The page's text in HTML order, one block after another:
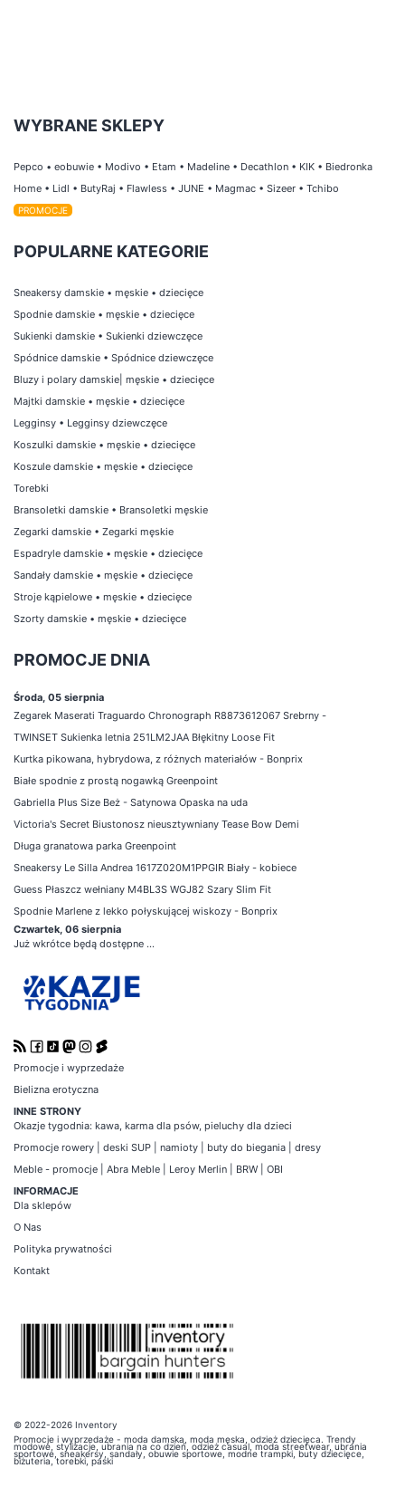
WYBRANE SKLEPY
Pepco • eobuwie • Modivo • Etam • Madeline • Decathlon • KIK • Biedronka
Home • Lidl • ButyRaj • Flawless • JUNE • Magmac • Sizeer • Tchibo
PROMOCJE
POPULARNE KATEGORIE
Sneakersy damskie • męskie • dziecięce
Spodnie damskie • męskie • dziecięce
Sukienki damskie • Sukienki dziewczęce
Spódnice damskie • Spódnice dziewczęce
Bluzy i polary damskie męskie • dziecięce
Majtki damskie • męskie • dziecięce
Legginsy • Legginsy dziewczęce
Koszulki damskie • męskie • dziecięce
Koszule damskie • męskie • dziecięce
Torebki
Bransoletki damskie • Bransoletki męskie
Zegarki damskie • Zegarki męskie
Espadryle damskie • męskie • dziecięce
Sandały damskie • męskie • dziecięce
Stroje kąpielowe • męskie • dziecięce
Szorty damskie • męskie • dziecięce
PROMOCJE DNIA
Środa, 05 sierpnia
Zegarek Maserati Traguardo Chronograph R8873612067 Srebrny -
TWINSET Sukienka letnia 251LM2JAA Błękitny Loose Fit
Kurtka pikowana, hybrydowa, z różnych materiałów - Bonprix
Białe spodnie z prostą nogawką Greenpoint
Gabriella Plus Size Beż - Satynowa Opaska na uda
Victoria's Secret Biustonosz nieusztywniany Tease Bow Demi
Długa granatowa parka Greenpoint
Sneakersy Le Silla Andrea 1617Z020M1PPGIR Biały - kobiece
Guess Płaszcz wełniany M4BL3S WGJ82 Szary Slim Fit
Spodnie Marlene z lekko połyskującej wiskozy - Bonprix
Czwartek, 06 sierpnia
Już wkrótce będą dostępne ...
Promocje i wyprzedaże
Bielizna erotyczna
INNE STRONY
Okazje tygodnia: kawa, karma dla psów, pieluchy dla dzieci
Promocje rowery deski SUP namioty buty do biegania
dresy
Meble - promocje
Abra Meble Leroy Merlin BRW
OBI
INFORMACJE
Dla sklepów
O Nas
Polityka prywatności
Kontakt
© 2022-2026 Inventory
Promocje i wyprzedaże - moda damska, moda męska, odzież dziecięca. Trendy
modowe, stylizacje, ubrania na co dzień, odzież casual, moda streetwear, ubrania
sportowe, sneakersy, sandały, obuwie sportowe, modne trampki, buty dziecięce,
biżuteria, torebki, paski